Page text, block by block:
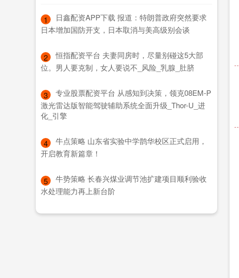
1
​日鑫配资APP下载 报道：特朗普政府突然要求
日本增加国防开支，日本取消与美高级别会谈
2
​恒指配资平台 夫妻同房时，尽量别碰这5大部
位。男人要克制，女人要说不_风险_乳腺_肚脐
3
​专业股票配资平台 从感知到决策，领克08EM-P
激光雷达版智能驾驶辅助系统全面升级_Thor-U_进
化_引擎
4
​牛点策略 山东省实验中学鹊华校区正式启用，
开启教育新篇章！
5
​牛势策略 长春兴煤业调节池扩建项目顺利验收
水处理能力再上新台阶